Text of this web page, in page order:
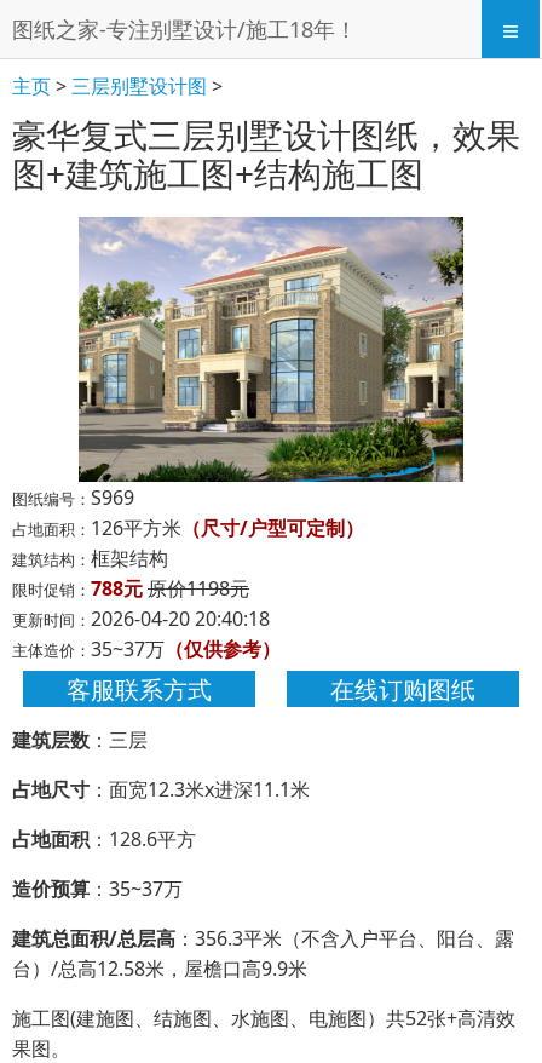
图纸之家-专注别墅设计/施工18年！ ≡
主页>三层别墅设计图 >
豪华复式三层别墅设计图纸，效果
图+建筑施工图+结构施工图
图纸编号： S969
占地面积： 126平方米 （尺寸/户型可定制）
建筑结构： 框架结构
限时促销： 788元原价1198元
更新时间： 2026-04-20 20:40:18
主体造价： 35~37万 （仅供参考）
客服联系方式 在线订购图纸
建筑层数 ：三层
占地尺寸 ：面宽12.3米x进深11.1米
占地面积 ：128.6平方
造价预算 ：35~37万
建筑总面积/总层高 ：356.3平米（不含入户平台、阳台、露
台）/总高12.58米，屋檐口高9.9米
施工图(建施图、结施图、水施图、电施图）共52张+高清效
果图。